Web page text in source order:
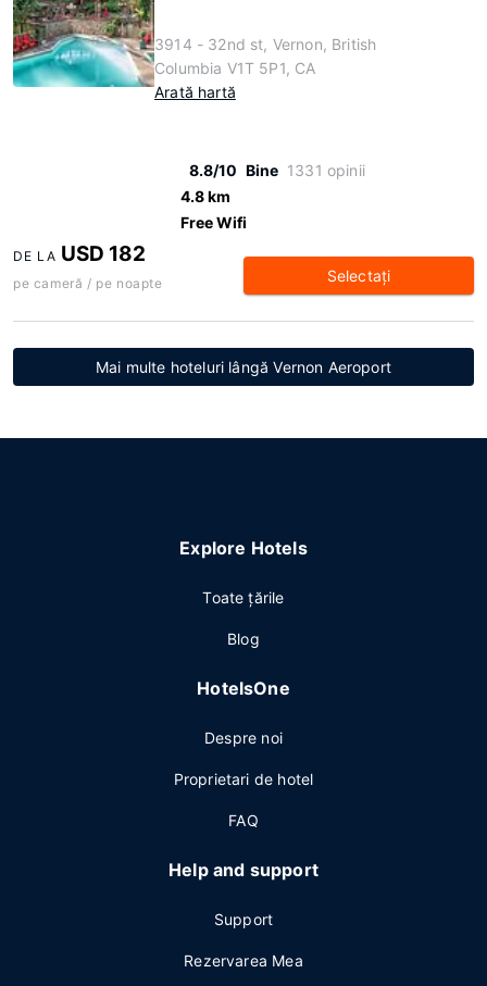
3914 - 32nd st, Vernon, British
Columbia V1T 5P1, CA
Arată hartă
8.8/10 Bine 1331 opinii
4.8 km
Free Wifi
DE LA USD 182
pe cameră / pe noapte Selectaţi
Mai multe hoteluri lângă Vernon Aeroport
Explore Hotels
Toate ţările
Blog
HotelsOne
Despre noi
Proprietari de hotel
FAQ
Help and support
Support
Rezervarea Mea